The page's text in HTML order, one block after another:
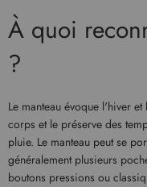
À quoi
?
Le manteau évoque l'hiver
corps et le préserve des
pluie. Le manteau peut se
généralement plusieurs
boutons pressions ou